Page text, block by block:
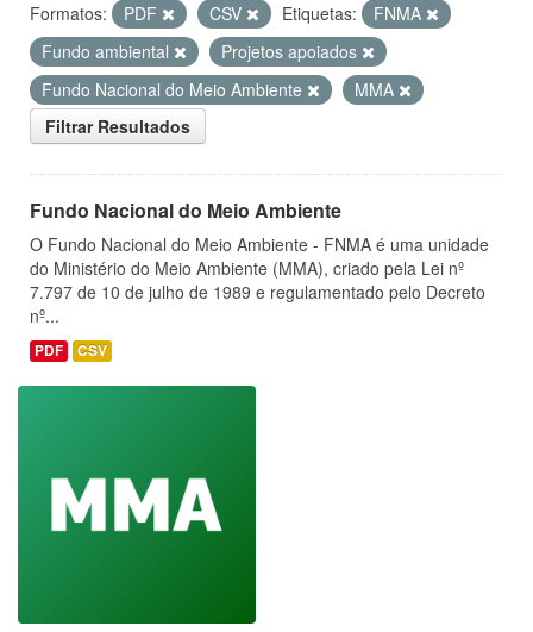
Formatos: PDF CSV Etiquetas:
FNMA
Fundo ambiental
Projetos apoiados
Fundo Nacional do Meio Ambiente
MMA
Filtrar Resultados
Fundo Nacional do Meio Ambiente
O Fundo Nacional do Meio Ambiente - FNMA é uma unidade
do Ministério do Meio Ambiente (MMA), criado pela Lei nº
7.797 de 10 de julho de 1989 e regulamentado pelo Decreto
nº...
PDF CSV